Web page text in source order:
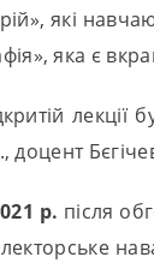
які
яка є
доцент
р. після